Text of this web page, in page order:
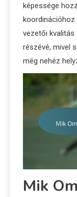
képessége
koordinációhoz
vezetői
részévé, mivel
még nehéz
Mik